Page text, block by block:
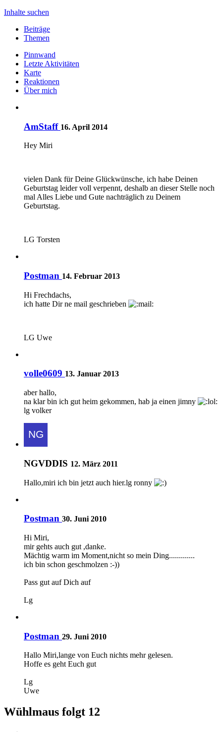
Inhalte suchen
Beiträge
Themen
Pinnwand
Letzte Aktivitäten
Karte
Reaktionen
Über mich
AmStaff 16. April 2014
Hey Miri
vielen Dank für Deine Glückwünsche, ich habe Deinen
Geburtstag leider voll verpennt, deshalb an dieser Stelle noch
mal Alles Liebe und Gute nachträglich zu Deinem
Geburtstag.
LG Torsten
Postman 14. Februar 2013
Hi Frechdachs,
ich hatte Dir ne mail geschrieben
LG Uwe
volle0609 13. Januar 2013
aber hallo,
na klar bin ich gut heim gekommen, hab ja einen jimny
lg volker
NGVDDIS 12. März 2011
Hallo,miri ich bin jetzt auch hier.lg ronny
Postman 30. Juni 2010
Hi Miri,
mir gehts auch gut ,danke.
Mächtig warm im Moment,nicht so mein Ding.............
ich bin schon geschmolzen :-))
Pass gut auf Dich auf
Lg
Postman 29. Juni 2010
Hallo Miri,lange von Euch nichts mehr gelesen.
Hoffe es geht Euch gut
Lg
Uwe
Wühlmaus folgt 12